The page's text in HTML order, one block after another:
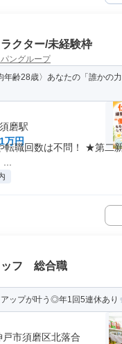
クター/未経験枠
ングループ
年齢28歳〉あなたの「誰かの
磨駅
万円
職回数は不問！ ★第二
ッフ 総合職
ップが叶う◎年1回5連休あり
市須磨区北落合